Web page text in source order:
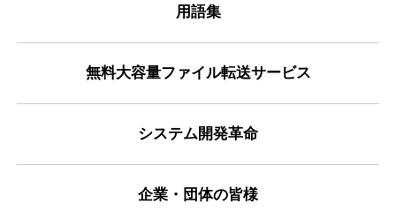
用語集
無料大容量ファイル転送サービス
システム開発革命
企業・団体の皆様